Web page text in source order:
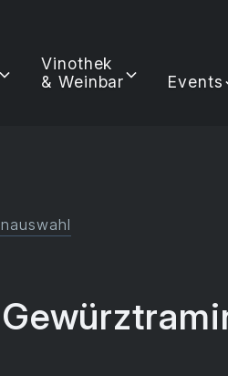
Vinothek
& Weinbar
Events